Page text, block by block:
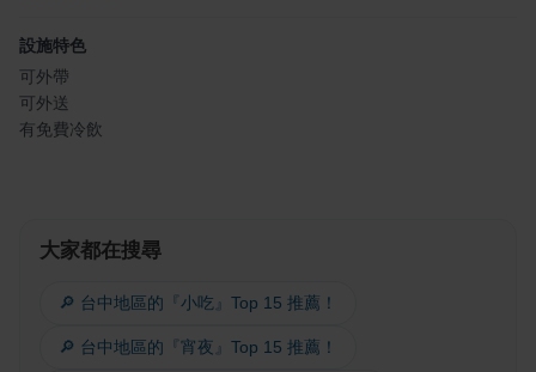
設施特色
可外帶
可外送
有免費冷飲
大家都在搜尋
🔎 台中地區的『小吃』Top 15 推薦！
🔎 台中地區的『宵夜』Top 15 推薦！